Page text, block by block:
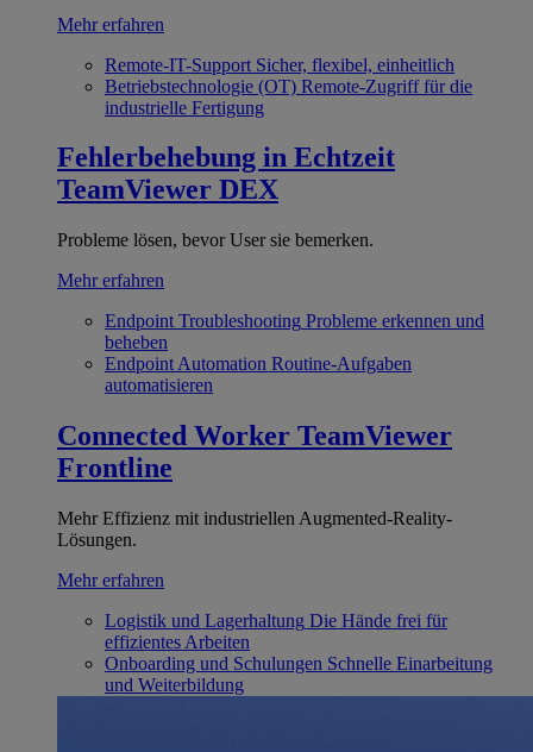
Mehr erfahren
Remote-IT-Support Sicher, flexibel, einheitlich
Betriebstechnologie (OT) Remote-Zugriff für die
industrielle Fertigung
Fehlerbehebung in Echtzeit
TeamViewer DEX
Probleme lösen, bevor User sie bemerken.
Mehr erfahren
Endpoint Troubleshooting Probleme erkennen und
beheben
Endpoint Automation Routine-Aufgaben
automatisieren
Connected Worker TeamViewer
Frontline
Mehr Effizienz mit industriellen Augmented-Reality-
Lösungen.
Mehr erfahren
Logistik und Lagerhaltung Die Hände frei für
effizientes Arbeiten
Onboarding und Schulungen Schnelle Einarbeitung
und Weiterbildung